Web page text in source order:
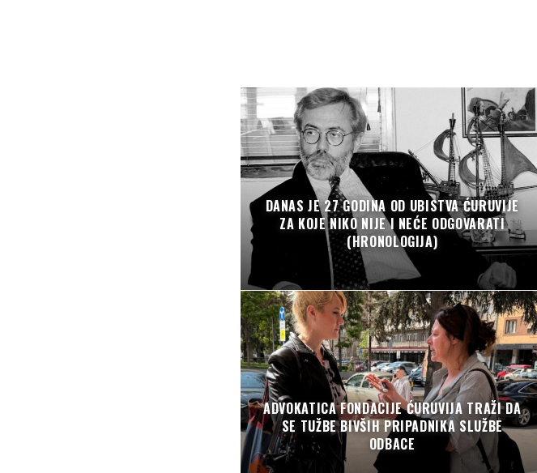
DANAS JE 27 GODINA OD UBISTVA ĆURUVIJE
ZA KOJE NIKO NIJE I NEĆE ODGOVARATI
(HRONOLOGIJA)
ADVOKATICA FONDACIJE ĆURUVIJA TRAŽI DA
SE TUŽBE BIVŠIH PRIPADNIKA SLUŽBE
ODBACE